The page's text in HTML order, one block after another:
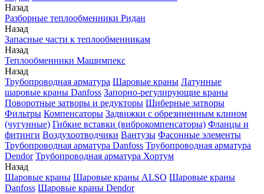
Назад
Разборные теплообменники Ридан
Назад
Запасные части к теплообменникам
Назад
Теплообменники Машимпекс
Назад
Трубопроводная арматура Шаровые краны Латунные
шаровые краны Danfoss Запорно-регулирующие краны
Поворотные затворы и редукторы Шиберные затворы
Фильтры Компенсаторы Задвижки с обрезиненным клином
(чугунные) Гибкие вставки (виброкомпенсаторы) Фланцы и
фитинги Воздухоотводчики Вантузы Фасонные элементы
Трубопроводная арматура Danfoss Трубопроводная арматура
Dendor Трубопроводная арматура Хортум
Назад
Шаровые краны Шаровые краны ALSO Шаровые краны
Danfoss Шаровые краны Dendor